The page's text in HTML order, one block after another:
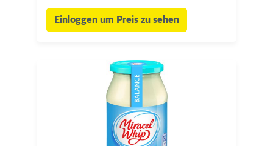
Einloggen um Preis zu sehen